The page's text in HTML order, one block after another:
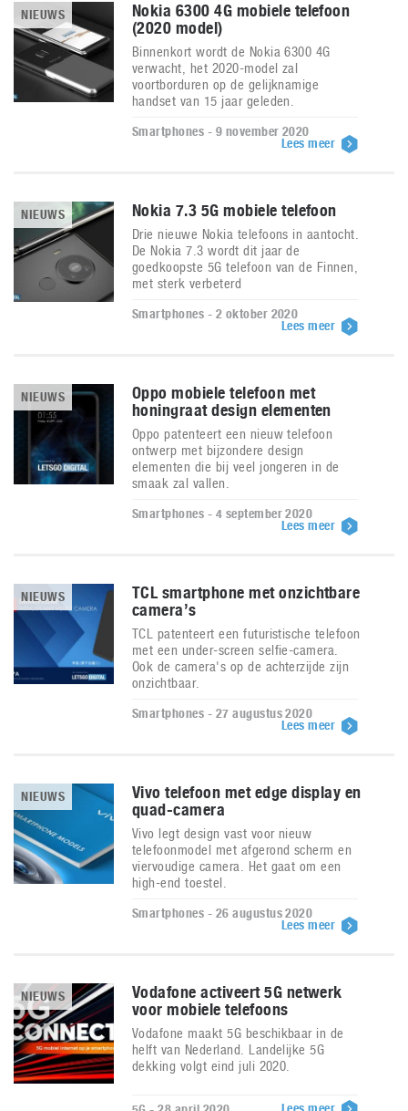
NIEUWS
Nokia 6300 4G mobiele telefoon
(2020 model)
Binnenkort wordt de Nokia 6300 4G
verwacht, het 2020-model zal
voortborduren op de gelijknamige
handset van 15 jaar geleden.
Smartphones - 9 november 2020
Lees meer
NIEUWS Nokia 7.3 5G mobiele telefoon
Drie nieuwe Nokia telefoons in aantocht.
De Nokia 7.3 wordt dit jaar de
goedkoopste 5G telefoon van de Finnen,
met sterk verbeterd
Smartphones - 2 oktober 2020
Lees meer
NIEUWS
Oppo mobiele telefoon met
honingraat design elementen
Oppo patenteert een nieuw telefoon
ontwerp met bijzondere design
elementen die bij veel jongeren in de
smaak zal vallen.
Smartphones - 4 september 2020
Lees meer
NIEUWS
TCL smartphone met onzichtbare
camera’s
TCL patenteert een futuristische telefoon
met een under-screen selfie-camera.
Ook de camera's op de achterzijde zijn
onzichtbaar.
Smartphones - 27 augustus 2020
Lees meer
NIEUWS
Vivo telefoon met edge display en
quad-camera
Vivo legt design vast voor nieuw
telefoonmodel met afgerond scherm en
viervoudige camera. Het gaat om een
high-end toestel.
Smartphones - 26 augustus 2020
Lees meer
NIEUWS
Vodafone activeert 5G netwerk
voor mobiele telefoons
Vodafone maakt 5G beschikbaar in de
helft van Nederland. Landelijke 5G
dekking volgt eind juli 2020.